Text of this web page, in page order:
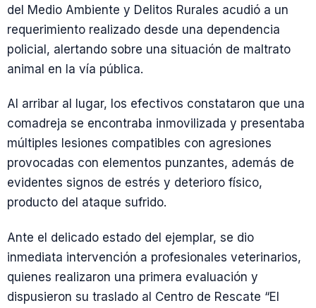
del Medio Ambiente y Delitos Rurales acudió a un
requerimiento realizado desde una dependencia
policial, alertando sobre una situación de maltrato
animal en la vía pública.
Al arribar al lugar, los efectivos constataron que una
comadreja se encontraba inmovilizada y presentaba
múltiples lesiones compatibles con agresiones
provocadas con elementos punzantes, además de
evidentes signos de estrés y deterioro físico,
producto del ataque sufrido.
Ante el delicado estado del ejemplar, se dio
inmediata intervención a profesionales veterinarios,
quienes realizaron una primera evaluación y
dispusieron su traslado al Centro de Rescate “El